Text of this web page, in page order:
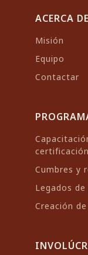
Antes
ACERCA DE
Misión
Equipo
Contactar
certificación
Cumbres y
Legados
Creación